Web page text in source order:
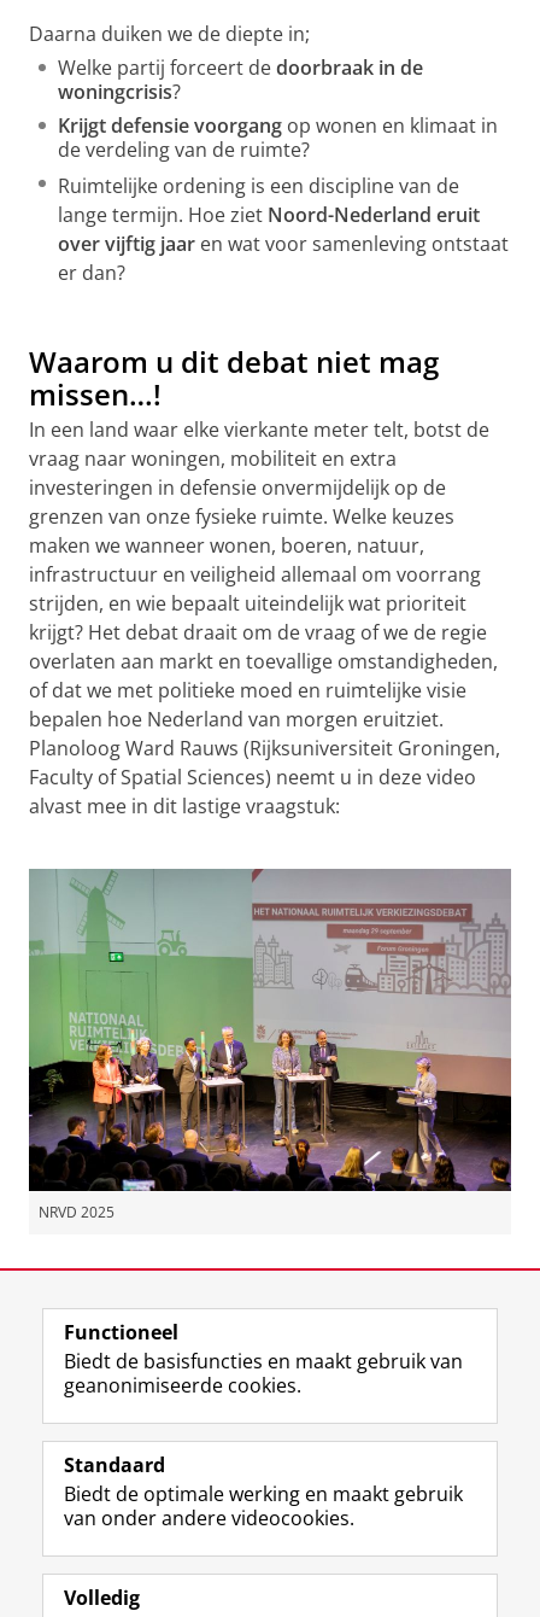
Daarna duiken we de diepte in;
Welke partij forceert dedoorbraak in de
woningcrisis?
Krijgt defensie voorgang op wonen en klimaat in
de verdeling van de ruimte?
Ruimtelijke ordening is een discipline van de
lange termijn. Hoe ziet Noord-Nederland eruit
over vijftig jaar en wat voor samenleving ontstaat
er dan?
Waarom u dit debat niet mag
missen…!
In een land waar elke vierkante meter telt, botst de
vraag naar woningen, mobiliteit en extra
investeringen in defensie onvermijdelijk op de
grenzen van onze fysieke ruimte. Welke keuzes
maken we wanneer wonen, boeren, natuur,
infrastructuur en veiligheid allemaal om voorrang
strijden, en wie bepaalt uiteindelijk wat prioriteit
krijgt? Het debat draait om de vraag of we de regie
overlaten aan markt en toevallige omstandigheden,
of dat we met politieke moed en ruimtelijke visie
bepalen hoe Nederland van morgen eruitziet.
Planoloog Ward Rauws (Rijksuniversiteit Groningen,
Faculty of Spatial Sciences) neemt u in deze video
alvast mee in dit lastige vraagstuk:
video te zien
NRVD 2025
View this page in:
Volg de RUG
F
a
e
b
o
L
i
k
e
I
R
S
-
f
e
I
n
t
r
Y
o
T
e
Studiekiezers
Alumni
Functioneel
Biedt de basisfuncties en maakt gebruik van
geanonimiseerde cookies.
Standaard
Biedt de optimale werking en maakt gebruik
van onder andere videocookies.
Volledig